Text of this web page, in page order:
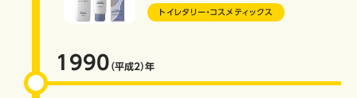
トイレタリー・コスメティックス
1990 （平成2）年